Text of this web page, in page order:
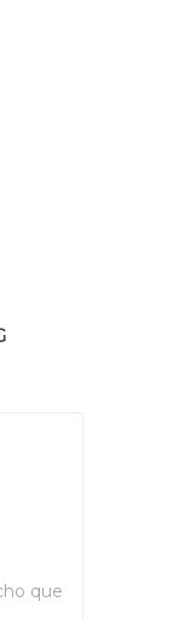
que